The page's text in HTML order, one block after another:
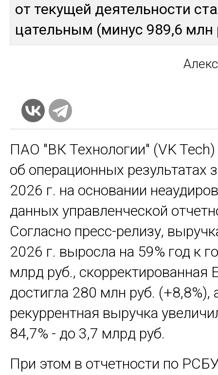
от те­кущей дея­тель­нос­ти
цатель­ным (ми­нус 989,6 млн
ПАО "ВК Технологии" (VK Tech)
об операционных результатах
2026 г. на основании
данных управленческой
Согласно пресс-релизу,
2026 г. выросла на 59% год к
млрд руб., скорректированная
достигла 280 млн руб. (+8,8%),
рекуррентная выручка
84,7% - до 3,7 млрд руб.
При этом в отчетности по